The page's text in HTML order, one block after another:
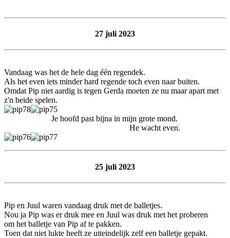
27 juli 2023
Vandaag was het de hele dag één regendek.
Als het even iets minder hard regende toch even naar buiten.
Omdat Pip niet aardig is tegen Gerda moeten ze nu maar apart met
z'n beide spelen.
Je hoofd past bijna in mijn grote mond.
He wacht even.
25 juli 2023
Pip en Juul waren vandaag druk met de balletjes.
Nou ja Pip was er druk mee en Juul was druk met het proberen
om het balletje van Pip af te pakken.
Toen dat niet lukte heeft ze uiteindelijk zelf een balletje gepakt.